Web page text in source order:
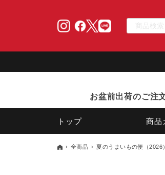
お盆前出荷のご注
トップ 商品
全商品 夏のうまいもの便（2026）